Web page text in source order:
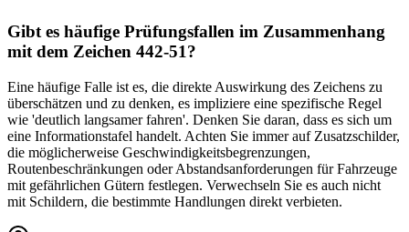
Gibt es häufige Prüfungsfallen im Zusammenhang
mit dem Zeichen 442-51?
Eine häufige Falle ist es, die direkte Auswirkung des Zeichens zu
überschätzen und zu denken, es impliziere eine spezifische Regel
wie 'deutlich langsamer fahren'. Denken Sie daran, dass es sich um
eine Informationstafel handelt. Achten Sie immer auf Zusatzschilder,
die möglicherweise Geschwindigkeitsbegrenzungen,
Routenbeschränkungen oder Abstands­anforderungen für Fahrzeuge
mit gefährlichen Gütern festlegen. Verwechseln Sie es auch nicht
mit Schildern, die bestimmte Handlungen direkt verbieten.